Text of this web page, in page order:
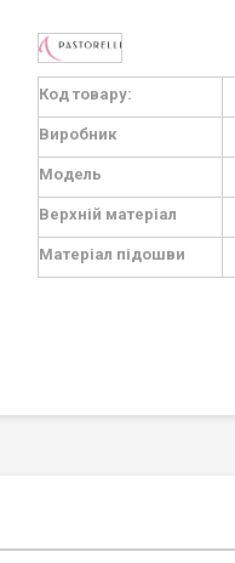
Докладніше
Код товару:
Виробник
Модель
Верхній матеріал
Матеріал підошви